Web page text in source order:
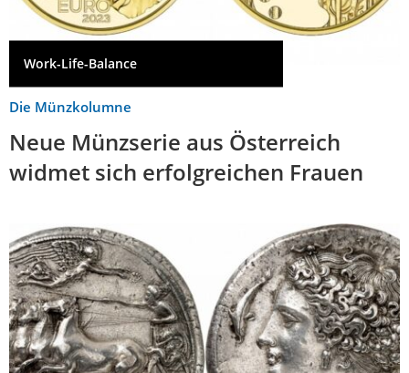
Work-Life-Balance
Die Münzkolumne
Neue Münzserie aus Österreich
widmet sich erfolgreichen Frauen